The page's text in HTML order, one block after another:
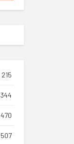
215
344
470
507